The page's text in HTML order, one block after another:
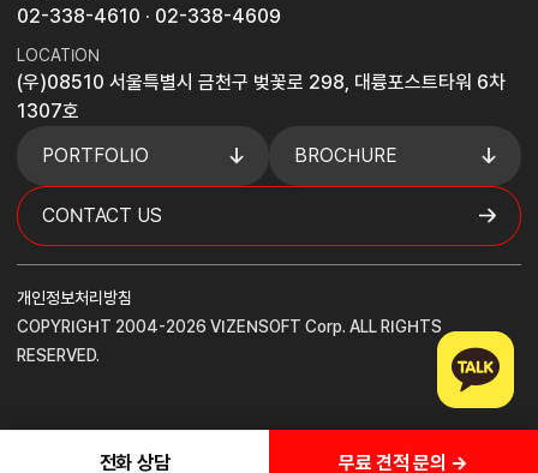
02-338-4610 · 02-338-4609
LOCATION
(우)08510 서울특별시 금천구 벚꽃로 298, 대륭포스트타워 6차
1307호
PORTFOLIO
BROCHURE
CONTACT US
개인정보처리방침
COPYRIGHT 2004-2026 VIZENSOFT Corp. ALL RIGHTS
RESERVED.
전화 상담 무료 견적 문의 →